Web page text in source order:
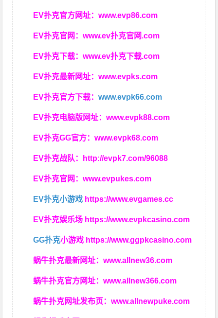
EV扑克官方网址：www.evp86.com
EV扑克官网：www.ev扑克官网.com
EV扑克下载：www.ev扑克下载.com
EV扑克最新网址：www.evpks.com
EV扑克官方下载：www.evpk66.com
EV扑克电脑版网址：www.evpk88.com
EV扑克GG官方：www.evpk68.com
EV扑克战队： http://evpk7.com/96088
EV扑克官网：www.evpukes.com
EV扑克小游戏 https://www.evgames.cc
EV扑克娱乐场 https://www.evpkcasino.com
GG扑克小游戏 https://www.ggpkcasino.com
蜗牛扑克最新网址：www.allnew36.com
蜗牛扑克官方网址：www.allnew366.com
蜗牛扑克网址发布页：www.allnewpuke.com